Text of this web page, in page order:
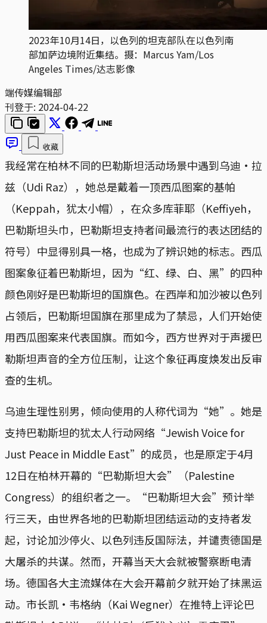
2023年10月14日，以色列的坦克部队在以色列南
部加萨边境附近集结。摄：Marcus Yam/Los
Angeles Times/达志影像
端传媒编辑部
刊登于: 2024-04-22
收藏
我经常在柏林不同的巴勒斯坦活动场景中遇到乌迪·拉
兹（Udi Raz），她总是戴着一顶西瓜图案的基帕
（Keppah，犹太小帽），在众多库菲耶（Keffiyeh，
巴勒斯坦头巾，巴勒斯坦支持者间最流行的表达团结的
符号）中显得别具一格，也成为了辨识她的标志。西瓜
图案象征着巴勒斯坦，因为“红、绿、白、黑”的四种
颜色刚好是巴勒斯坦的国旗色。在西岸和加沙被以色列
占领后，巴勒斯坦国旗在那里成为了禁忌，人们开始使
用西瓜图案来代表国旗。而如今，西方世界对于声援巴
勒斯坦声音的全方位压制，让这个象征再度焕发出反审
查的生机。
乌迪生理性别男，倾向使用的人称代词为“她”。她是
支持巴勒斯坦的犹太人行动网络“Jewish Voice for
Just Peace in Middle East”的成员，也是原定于4月
12日在柏林开幕的“巴勒斯坦大会”（Palestine
Congress）的组织者之一。“巴勒斯坦大会”预计举
行三天，由世界各地的巴勒斯坦团结运动的支持者发
起，讨论加沙停火、以色列违反国际法，并谴责德国是
大屠杀的共谋。然而，开幕当天大会就被警察断电清
场。德国各大主流媒体在大会开幕前夕就开始了抹黑运
动。市长凯·韦格纳（Kai Wegner）在推特上评论巴